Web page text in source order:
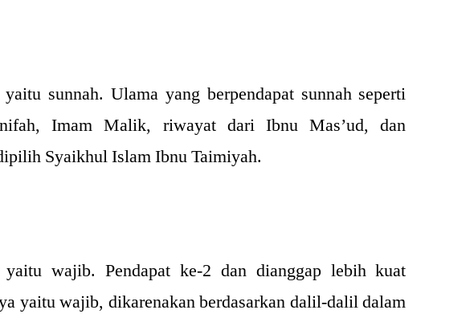
sunnah. Ulama yang berpendapat sunnah seperti
Imam Malik, riwayat dari Ibnu Mas’ud, dan
Syaikhul Islam Ibnu Taimiyah.
wajib. Pendapat ke-2 dan dianggap lebih kuat
yaitu wajib, dikarenakan berdasarkan dalil-dalil dalam